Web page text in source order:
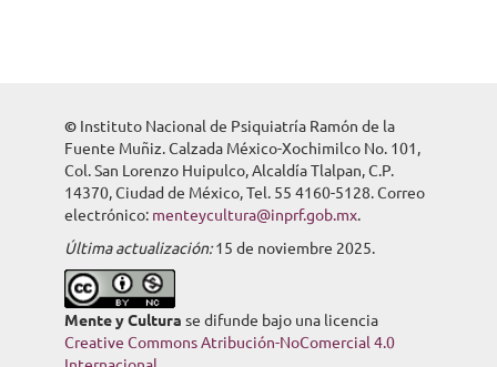
© Instituto Nacional de Psiquiatría Ramón de la
Fuente Muñiz. Calzada México-Xochimilco No. 101,
Col. San Lorenzo Huipulco, Alcaldía Tlalpan, C.P.
14370, Ciudad de México, Tel. 55 4160-5128. Correo
electrónico: menteycultura@inprf.gob.mx.
Última actualización:15 de noviembre 2025.
Mente y Cultura se difunde bajo una licencia
Creative Commons Atribución-NoComercial 4.0